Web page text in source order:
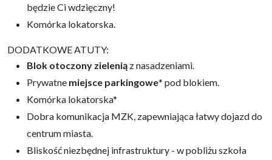
będzie Ci wdzięczny!
Komórka lokatorska.
DODATKOWE ATUTY:
Blok otoczony zielenią z nasadzeniami.
Prywatne miejsce parkingowe* pod blokiem.
Komórka lokatorska*
Dobra komunikacja MZK, zapewniająca łatwy dojazd do
centrum miasta.
Bliskość niezbędnej infrastruktury - w pobliżu szkoła